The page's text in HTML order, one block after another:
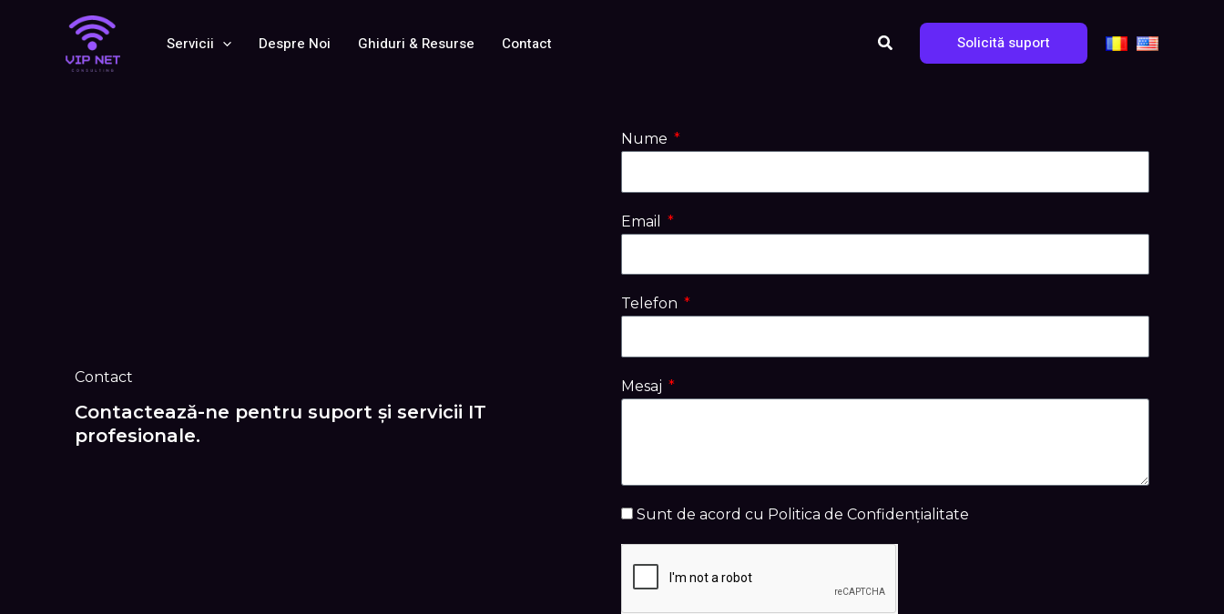
Servicii Despre Noi Ghiduri & Resurse Contact Search Solicită suport
Contact
Contactează-ne pentru suport și servicii IT
profesionale.
Nume
Email
Telefon
Mesaj
Sunt de acord cu Politica de Confidențialitate